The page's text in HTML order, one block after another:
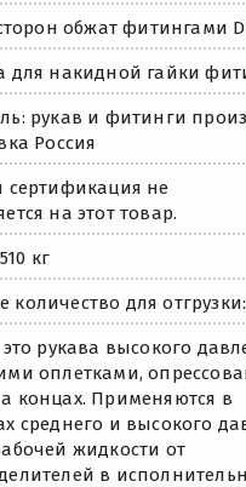
обжат фитингами
для накидной гайки
рукав и фитинги
Россия
сертификация не
на этот товар.
кг
для
рукава высокого
оплетками,
концах. Применяются в
среднего и высокого
жидкости от
в